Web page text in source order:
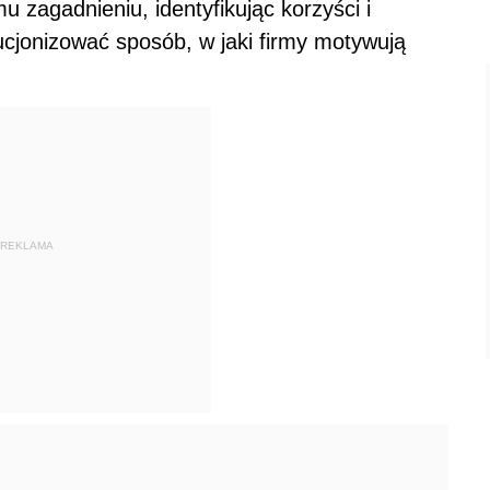
zagadnieniu, identyfikując korzyści i
sposób, w jaki firmy motywują
REKLAMA